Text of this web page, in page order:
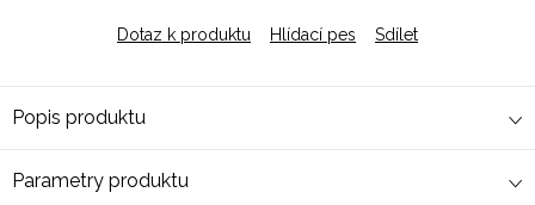
Dotaz k produktu Hlídací pes Sdílet
Popis produktu
Parametry produktu